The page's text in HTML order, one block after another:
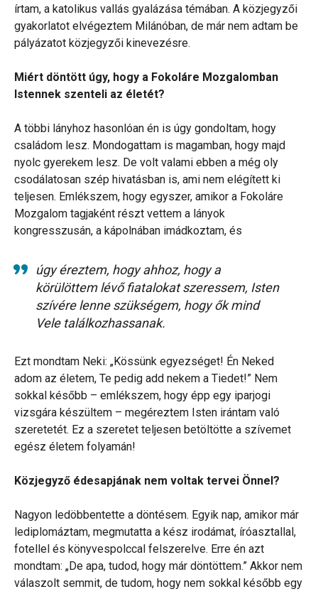
írtam, a katolikus vallás gyalázása témában. A közjegyzői
gyakorlatot elvégeztem Milánóban, de már nem adtam be
pályázatot közjegyzői kinevezésre.
Miért döntött úgy, hogy a Fokoláre Mozgalomban
Istennek szenteli az életét?
A többi lányhoz hasonlóan én is úgy gondoltam, hogy
családom lesz. Mondogattam is magamban, hogy majd
nyolc gyerekem lesz. De volt valami ebben a még oly
csodálatosan szép hivatásban is, ami nem elégített ki
teljesen. Emlékszem, hogy egyszer, amikor a Fokoláre
Mozgalom tagjaként részt vettem a lányok
kongresszusán, a kápolnában imádkoztam, és
úgy éreztem, hogy ahhoz, hogy a
körülöttem lévő fiatalokat szeressem, Isten
szívére lenne szükségem, hogy ők mind
Vele találkozhassanak.
Ezt mondtam Neki: „Kössünk egyezséget! Én Neked
adom az életem, Te pedig add nekem a Tiedet!” Nem
sokkal később – emlékszem, hogy épp egy iparjogi
vizsgára készültem – megéreztem Isten irántam való
szeretetét. Ez a szeretet teljesen betöltötte a szívemet
egész életem folyamán!
Közjegyző édesapjának nem voltak tervei Önnel?
Nagyon ledöbbentette a döntésem. Egyik nap, amikor már
lediplomáztam, megmutatta a kész irodámat, íróasztallal,
fotellel és könyvespolccal felszerelve. Erre én azt
mondtam: „De apa, tudod, hogy már döntöttem.” Akkor nem
válaszolt semmit, de tudom, hogy nem sokkal később egy